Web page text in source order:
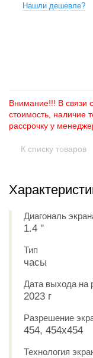
Нашли дешевле?
Внимание!!! В связи
стоимость, наличие
рассрочку у
К списку товаров
Диагональ
1.4 "
Тип
часы
Дата выхода на
2023 г
Разрешение
454, 454x454
Технология